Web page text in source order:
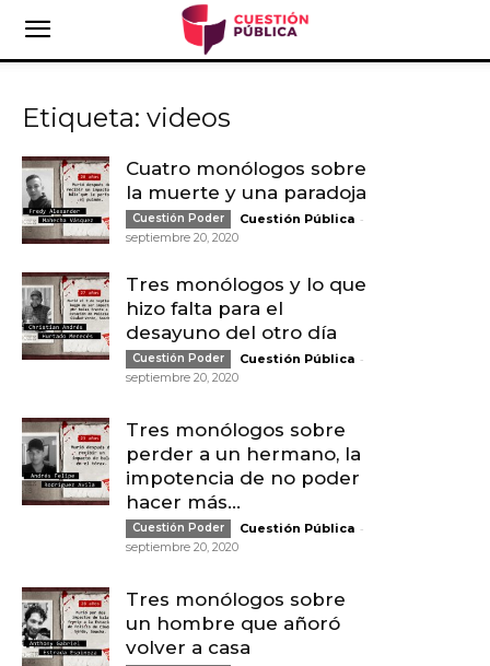
Etiqueta: videos
Cuatro monólogos sobre
la muerte y una paradoja
Cuestión Poder Cuestión Pública -
septiembre 20, 2020
Tres monólogos y lo que
hizo falta para el
desayuno del otro día
Cuestión Poder Cuestión Pública -
septiembre 20, 2020
Tres monólogos sobre
perder a un hermano, la
impotencia de no poder
hacer más...
Cuestión Poder Cuestión Pública -
septiembre 20, 2020
Tres monólogos sobre
un hombre que añoró
volver a casa